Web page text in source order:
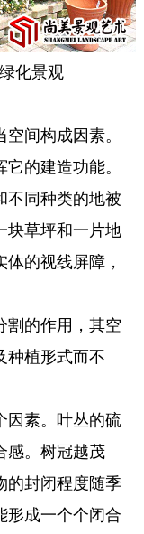
化景观
间构成因素。
的建造功能。
不同种类的地被
块草坪和一片地
的视线屏障，
割的作用，其空
种植形式而不
因素。叶丛的硫
感。树冠越茂
的封闭程度随季
形成一个个闭合